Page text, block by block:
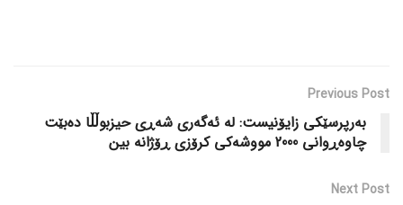
Previous Post
بەرپرسێکی زایۆنیست: لە ئەگەری شەڕی حیزبوڵڵا دەبێت
چاوەڕوانی 2000 مووشەکی کرۆزی ڕۆژانە بین
Next Post